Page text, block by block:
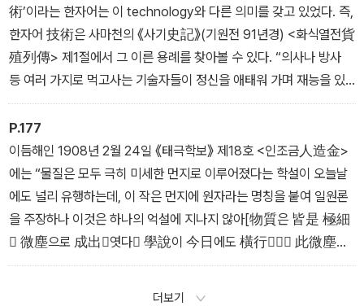
chanical art로 나누고, 라틴어 technologia를 그것들을 아우르는
개념으로 사용했다.
- _06∙ 기술/技術/Technology
術’이라는 한자어는 이 technology와 다른 의미를 갖고 있었다. 즉,
한자어 技術은 사마천의 《사기史記》(기원전 91년경) <화식열전貨
殖列傳> 제1절에서 그 이른 용례를 찾아볼 수 있다. “의사나 방사
등 여러 가지로 먹고사는 기술자들이 정신을 애태워 가며 재능을 있
는 대로 발휘하는 것은 양식을 중히 여기기 때문이다醫方諸食技術
之人, 焦神極能, 為重糈也”라는 구절이다. 《사기》의 <화식열전
>은 농업․수산․상업 분야에 관한 각 나라의 물산들과 제철․야금․주물
등의 공업 분야를 소개하는 것으로, 위 문장에서 ‘기술’은 의사나 방술
사들의 ‘솜씨’ 혹은 ‘재능’의 의미였다.
- _06∙ 기술/技術/Technology
P.177
이듬해인 1908년 2월 24일 《태극학보》 제18호 <인조금人造金>
에는 “물질은 모두 극히 미세한 먼지로 이루어졌다는 학설이 오늘날
에도 널리 유행하는데, 이 작은 먼지에 원자라는 명칭을 붙여 일원론
을 주장하나 이것은 하나의 억설에 지나지 않아[物質은 皆是 極細
 微塵으로 成出엿다 學說이 今日에도 橫行 此微塵에
 原子라는 名稱을 付야 一元論을 唱나 此 一箇臆說에 不
더보기